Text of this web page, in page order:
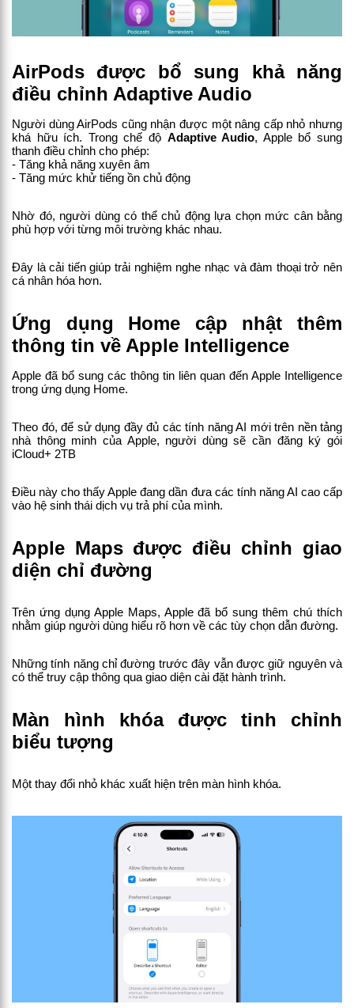
AirPods được bổ sung khả năng
điều chỉnh Adaptive Audio
Người dùng AirPods cũng nhận được một nâng cấp nhỏ nhưng
khá hữu ích. Trong chế độ Adaptive Audio, Apple bổ sung
thanh điều chỉnh cho phép:
- Tăng khả năng xuyên âm
- Tăng mức khử tiếng ồn chủ động
Nhờ đó, người dùng có thể chủ động lựa chọn mức cân bằng
phù hợp với từng môi trường khác nhau.
Đây là cải tiến giúp trải nghiệm nghe nhạc và đàm thoại trở nên
cá nhân hóa hơn.
Ứng dụng Home cập nhật thêm
thông tin về Apple Intelligence
Apple đã bổ sung các thông tin liên quan đến Apple Intelligence
trong ứng dụng Home.
Theo đó, để sử dụng đầy đủ các tính năng AI mới trên nền tảng
nhà thông minh của Apple, người dùng sẽ cần đăng ký gói
iCloud+ 2TB
Điều này cho thấy Apple đang dần đưa các tính năng AI cao cấp
vào hệ sinh thái dịch vụ trả phí của mình.
Apple Maps được điều chỉnh giao
diện chỉ đường
Trên ứng dụng Apple Maps, Apple đã bổ sung thêm chú thích
nhằm giúp người dùng hiểu rõ hơn về các tùy chọn dẫn đường.
Những tính năng chỉ đường trước đây vẫn được giữ nguyên và
có thể truy cập thông qua giao diện cài đặt hành trình.
Màn hình khóa được tinh chỉnh
biểu tượng
Một thay đổi nhỏ khác xuất hiện trên màn hình khóa.